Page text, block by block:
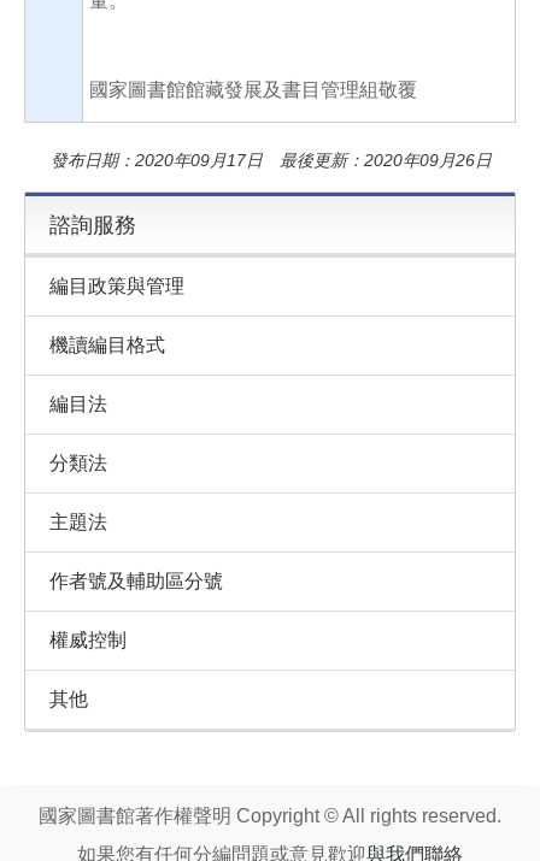
國家圖書館館藏發展及書目管理組敬覆
發布日期：2020年09月17日 最後更新：2020年09月26日
諮詢服務
編目政策與管理
機讀編目格式
編目法
分類法
主題法
作者號及輔助區分號
權威控制
其他
國家圖書館著作權聲明 Copyright © All rights reserved.
如果您有任何分編問題或意見歡迎與我們聯絡